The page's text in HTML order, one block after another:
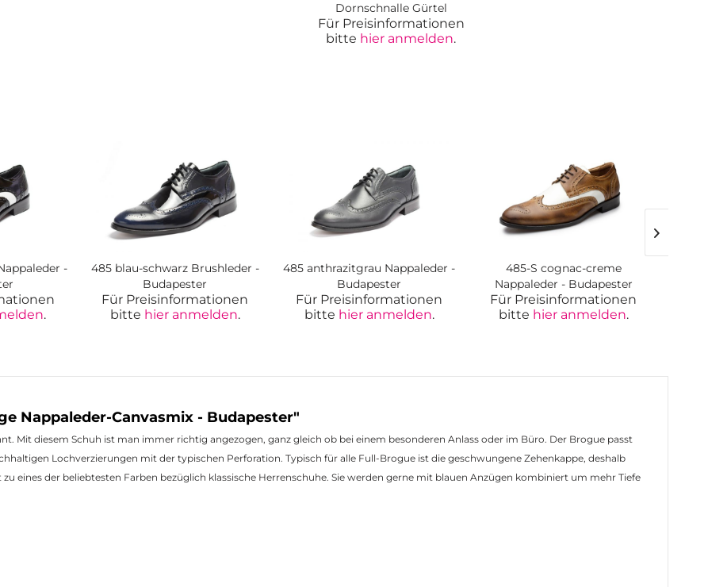
Dornschnalle Gürtel
Für Preisinformationen
bitte hier anmelden.
-
.
485 blau-schwarz Brushleder -
Budapester
Für Preisinformationen
bitte hier anmelden.
485 anthrazitgrau Nappaleder -
Budapester
Für Preisinformationen
bitte hier anmelden.
485-S cognac-creme
Nappaleder - Budapester
Für Preisinformationen
bitte hier anmelden.
Nappaleder-Canvasmix - Budapester"
Mit diesem Schuh ist man immer richtig angezogen, ganz gleich ob bei einem besonderen Anlass oder im Büro. Der Brogue passt
Lochverzierungen mit der typischen Perforation. Typisch für alle Full-Brogue ist die geschwungene Zehenkappe, deshalb
eines der beliebtesten Farben bezüglich klassische Herrenschuhe. Sie werden gerne mit blauen Anzügen kombiniert um mehr Tiefe